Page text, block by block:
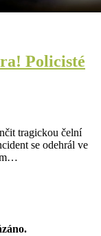
Policisté
tragickou čelní
se odehrál ve